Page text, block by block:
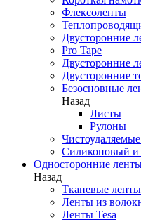
Флексоленты
Двусторонние
Pro Tape
Двусторонние
Двусторонние
Безосновные
Назад
Листы
Рулоны
Силиконовый и
Односторонние
Назад
Тканевые ленты
Ленты из
Ленты Tesa